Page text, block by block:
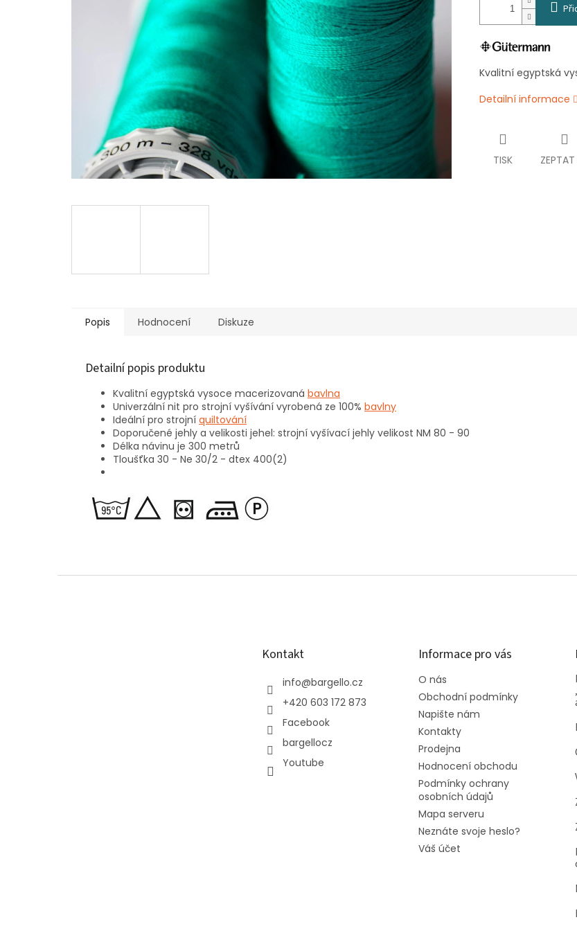
Kvalitní egyptská
Detailní informace
TISK ZEPTAT
Popis Hodnocení Diskuze
Detailní popis produktu
Kvalitní egyptská vysoce macerizovaná bavlna
Univerzální nit pro strojní vyšívání vyrobená ze 100% bavlny
Ideální pro strojní quiltování
Doporučené jehly a velikosti jehel: strojní vyšívací jehly velikost NM 80 - 90
Délka návinu je 300 metrů
Tloušťka 30 - Ne 30/2 - dtex 400(2)
Kontakt
info@bargello.cz
+420 603 172 873
Facebook
bargellocz
Youtube
Informace pro vás
O nás
Obchodní podmínky
Napište nám
Kontakty
Prodejna
Hodnocení obchodu
Podmínky ochrany
osobních údajů
Mapa serveru
Neznáte svoje heslo?
Váš účet